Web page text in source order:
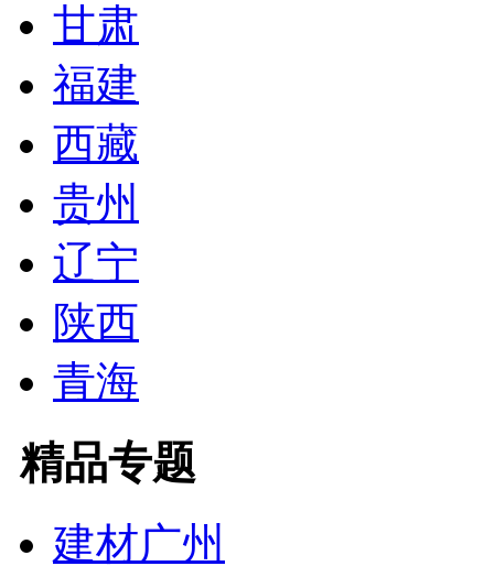
甘肃
福建
西藏
贵州
辽宁
陕西
青海
精品专题
建材广州